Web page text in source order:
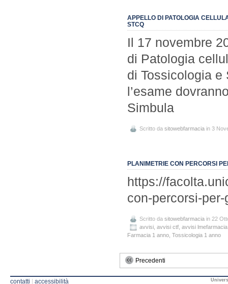
APPELLO DI PATOLOGIA
STCQ
Il 17 novembre
di Patologia
di Tossicologia e
l’esame
Simbula
Scritto da sitowebfarmacia in 3
PLANIMETRIE CON PERCORSI
https://
con-percorsi-
Scritto da sitowebfarmacia in 22
avvisi avvisi ctf avvisi lmefarmacia
Farmacia 1 anno Tossicologia 1 anno
Precedenti
contatti accessibilità